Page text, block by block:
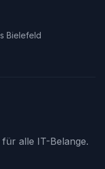
Bielefeld
alle IT-Belange.